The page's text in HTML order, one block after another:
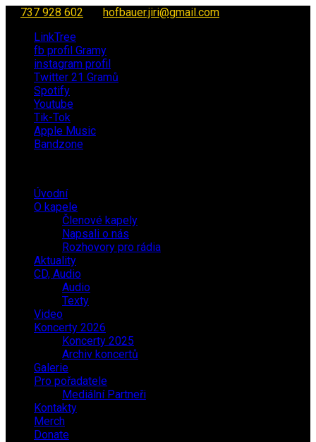
737 928 602
hofbauer.jiri@gmail.com
LinkTree
fb profil Gramy
instagram profil
Twitter 21 Gramů
Spotify
Youtube
Tik-Tok
Apple Music
Bandzone
Úvodní
O kapele
Členové kapely
Napsali o nás
Rozhovory pro rádia
Aktuality
CD, Audio
Audio
Texty
Video
Koncerty 2026
Koncerty 2025
Archiv koncertů
Galerie
Pro pořadatele
Mediální Partneři
Kontakty
Merch
Donate